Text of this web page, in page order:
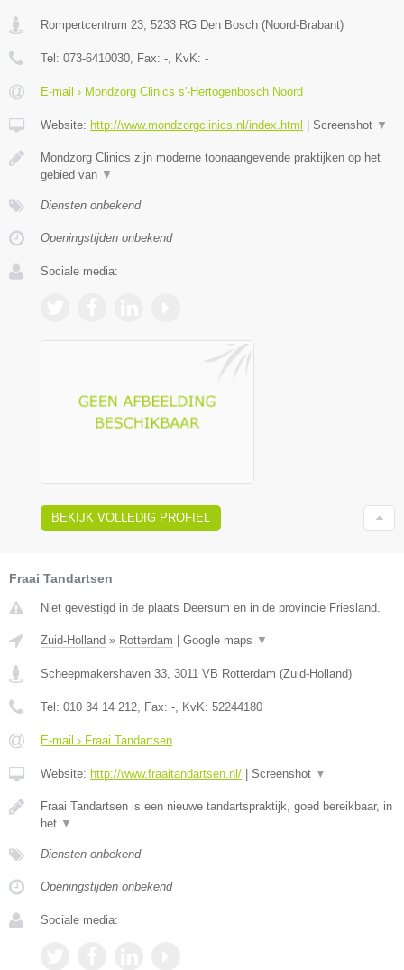
Rompertcentrum 23, 5233 RG Den Bosch (Noord-Brabant)
Tel: 073-6410030, Fax: -, KvK: -
E-mail › Mondzorg Clinics s'-Hertogenbosch Noord
Website: http://www.mondzorgclinics.nl/index.html Screenshot ▼
Mondzorg Clinics zijn moderne toonaangevende praktijken op het
gebied van ▼
Diensten onbekend
Openingstijden onbekend
Sociale media:
BEKIJK VOLLEDIG PROFIEL
Fraai Tandartsen
Niet gevestigd in de plaats Deersum en in de provincie Friesland.
Zuid-Holland » Rotterdam Google maps ▼
Scheepmakershaven 33, 3011 VB Rotterdam (Zuid-Holland)
Tel: 010 34 14 212, Fax: -, KvK: 52244180
E-mail › Fraai Tandartsen
Website: http://www.fraaitandartsen.nl/ Screenshot ▼
Fraai Tandartsen is een nieuwe tandartspraktijk, goed bereikbaar, in
het ▼
Diensten onbekend
Openingstijden onbekend
Sociale media: